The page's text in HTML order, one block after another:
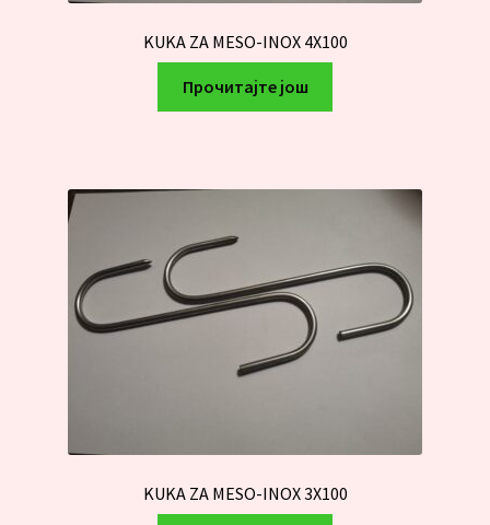
KUKA ZA MESO-INOX 4X100
Прочитајте још
KUKA ZA MESO-INOX 3X100